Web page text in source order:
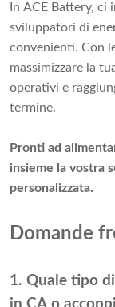
In ACE Battery, ci
sviluppatori di
convenienti. Con
massimizzare la
operativi e
termine.
Pronti ad
insieme la vostra
personalizzata.
Domande
1. Quale tipo